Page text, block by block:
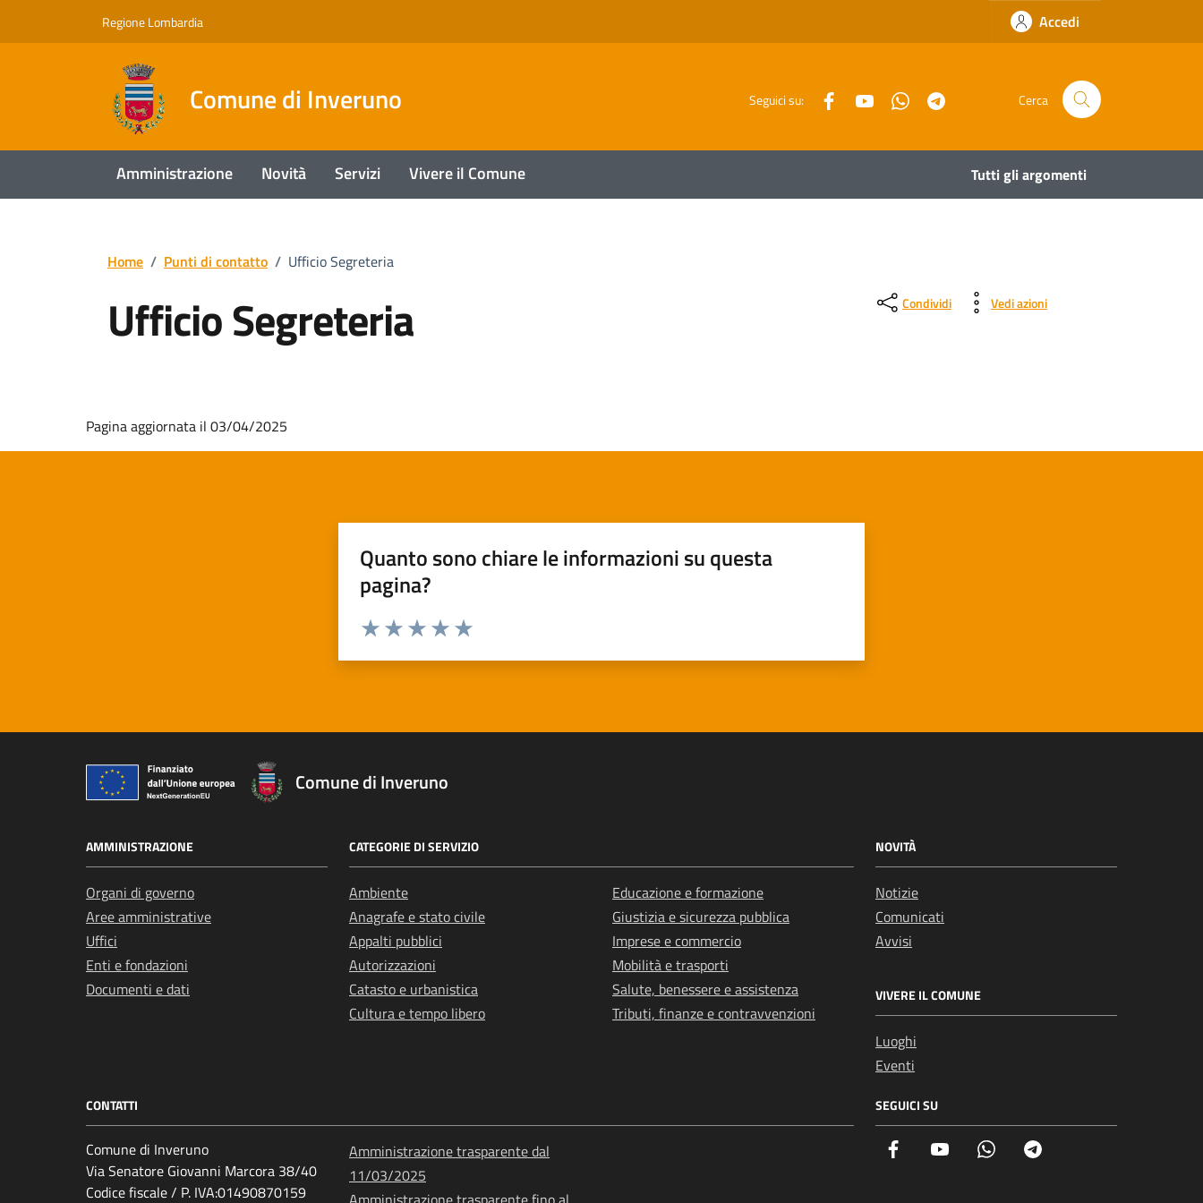
Regione Lombardia Accedi
Comune di Inveruno Seguici su: FacebookYouTubeWhatsapp Cerca
Amministrazione Novità Servizi Vivere il Comune Tutti gli argomenti
Home / Punti di contatto / Ufficio Segreteria
Ufficio Segreteria Condividi Vedi azioni
Pagina aggiornata il 03/04/2025
Quanto sono chiare le informazioni su questa
pagina?
Comune di Inveruno
AMMINISTRAZIONE
Organi di governo
Aree amministrative
Uffici
Enti e fondazioni
Documenti e dati
CATEGORIE DI SERVIZIO
Ambiente
Anagrafe e stato civile
Appalti pubblici
Autorizzazioni
Catasto e urbanistica
Cultura e tempo libero
Educazione e formazione
Giustizia e sicurezza pubblica
Imprese e commercio
Mobilità e trasporti
Salute, benessere e assistenza
Tributi, finanze e contravvenzioni
NOVITÀ
Notizie
Comunicati
Avvisi
VIVERE IL COMUNE
Luoghi
Eventi
CONTATTI
Comune di Inveruno
Via Senatore Giovanni Marcora 38/40
Codice fiscale / P. IVA:01490870159
Amministrazione trasparente dal
11/03/2025
SEGUICI SU
Facebook YouTube Whatsapp